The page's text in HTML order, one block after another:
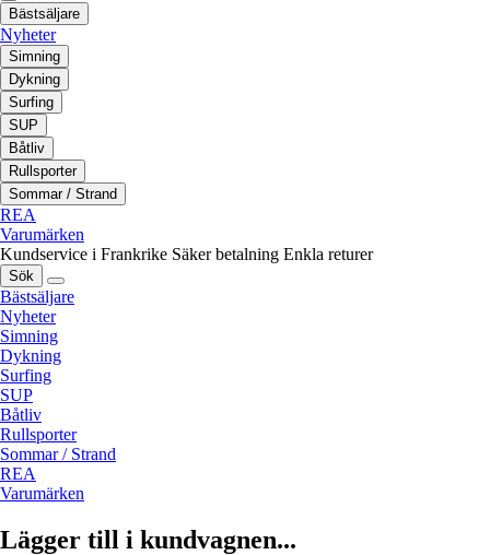
Bästsäljare
Nyheter
Simning
Dykning
Surfing
SUP
Båtliv
Rullsporter
Sommar / Strand
REA
Varumärken
Kundservice i Frankrike Säker betalning Enkla returer
Sök
Bästsäljare
Nyheter
Simning
Dykning
Surfing
SUP
Båtliv
Rullsporter
Sommar / Strand
REA
Varumärken
Lägger till i kundvagnen...